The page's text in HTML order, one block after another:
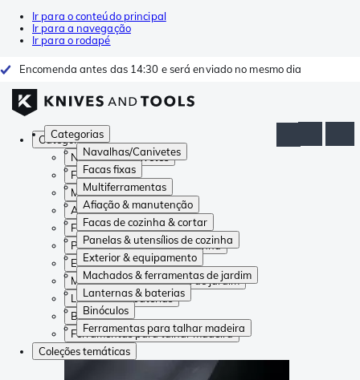
Ir para o conteúdo principal
Ir para a navegação
Ir para o rodapé
Encomenda antes das 14:30 e será enviado no mesmo dia
Categorias
Navalhas/Canivetes
Facas fixas
Multiferramentas
Afiação & manutenção
Facas de cozinha & cortar
Panelas & utensílios de cozinha
Exterior & equipamento
Machados & ferramentas de jardim
Lanternas & baterias
Binóculos
Ferramentas para talhar madeira
Categorias
Navalhas/Canivetes
Facas fixas
Multiferramentas
Afiação & manutenção
Facas de cozinha & cortar
Panelas & utensílios de cozinha
Exterior & equipamento
Machados & ferramentas de jardim
Lanternas & baterias
Binóculos
Ferramentas para talhar madeira
Coleções temáticas